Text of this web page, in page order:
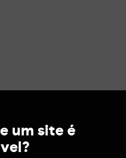
um site é